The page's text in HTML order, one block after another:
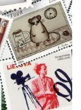
ar burnos
išvalyti
valomi jau po